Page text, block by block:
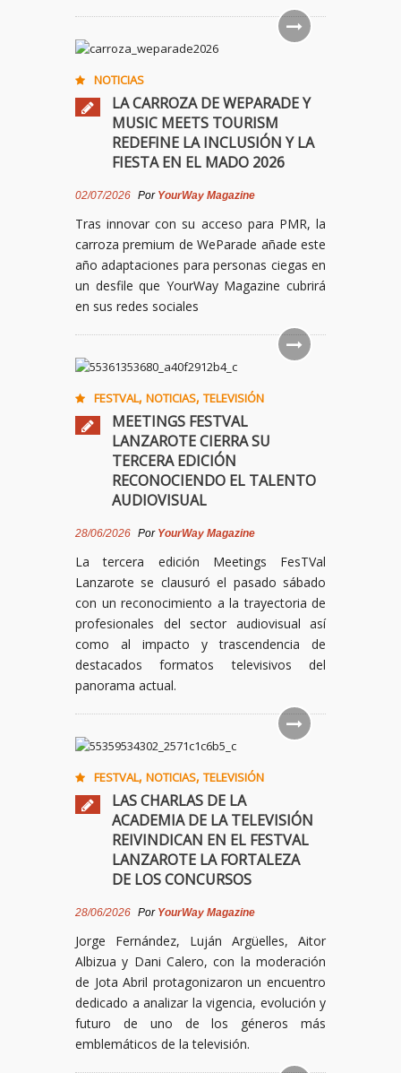
NOTICIAS
LA CARROZA DE WEPARADE Y
MUSIC MEETS TOURISM
REDEFINE LA INCLUSIÓN Y LA
FIESTA EN EL MADO 2026
02/07/2026 Por YourWay Magazine
Tras innovar con su acceso para PMR, la
carroza premium de WeParade añade este
año adaptaciones para personas ciegas en
un desfile que YourWay Magazine cubrirá
en sus redes sociales
FESTVAL, NOTICIAS, TELEVISIÓN
MEETINGS FESTVAL
LANZAROTE CIERRA SU
TERCERA EDICIÓN
RECONOCIENDO EL TALENTO
AUDIOVISUAL
28/06/2026 Por YourWay Magazine
La tercera edición Meetings FesTVal
Lanzarote se clausuró el pasado sábado
con un reconocimiento a la trayectoria de
profesionales del sector audiovisual así
como al impacto y trascendencia de
destacados formatos televisivos del
panorama actual.
FESTVAL, NOTICIAS, TELEVISIÓN
LAS CHARLAS DE LA
ACADEMIA DE LA TELEVISIÓN
REIVINDICAN EN EL FESTVAL
LANZAROTE LA FORTALEZA
DE LOS CONCURSOS
28/06/2026 Por YourWay Magazine
Jorge Fernández, Luján Argüelles, Aitor
Albizua y Dani Calero, con la moderación
de Jota Abril protagonizaron un encuentro
dedicado a analizar la vigencia, evolución y
futuro de uno de los géneros más
emblemáticos de la televisión.